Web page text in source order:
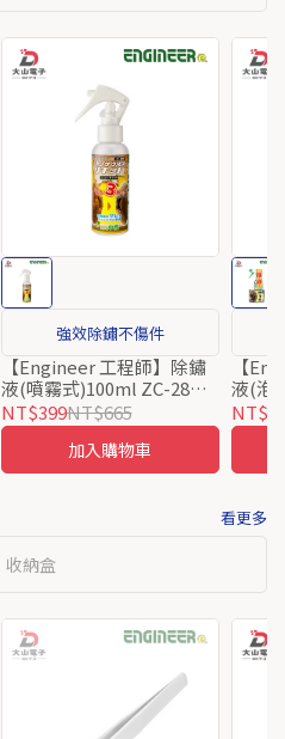
強效除鏽不傷件
【Engineer 工程師】除鏽
液(噴霧式)100ml ZC-28M
日本製
NT$399NT$665
加入購物車
【
液(泡
本製
看更多
收納盒